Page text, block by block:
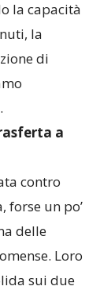
la capacità
la
di
a
contro
forse un po’
delle
Loro
sui due